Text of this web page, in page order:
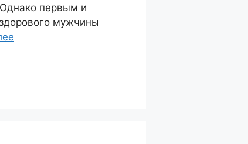
первым и
мужчины